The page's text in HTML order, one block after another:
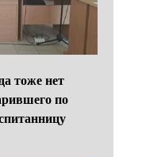
тоже нет
по